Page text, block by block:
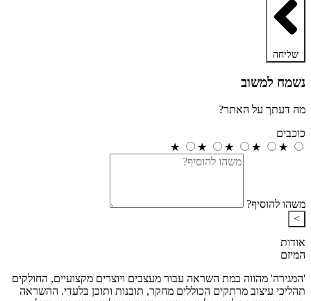
שליחה
נשמח למשוב
מה דעתך על האתר?
כוכבים
★
★
★
★
★
משהו להוסיף?
>
אודות
המיזם
'המגירה' מהווה במת השראה עבור מעצבים ויוצרים מקצועיים, החולקים
תהליכי עיצוב מרתקים הכוללים מחקר, תובנות ותוכן בלעדי. ההשראה